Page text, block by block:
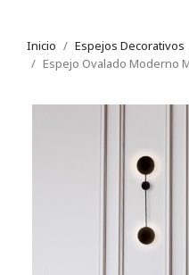
Inicio Espejos Decorativos
Espejo Ovalado Moderno